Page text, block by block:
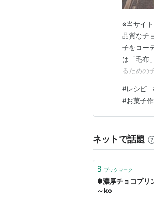
※当サイ
品質なチ
子をコー
は「毛布
るための
す。 濃厚
ですか？
#レシピ
#お菓子作
ネットで話題
8 ブックマーク
✽濃厚チョコプリ
～ko